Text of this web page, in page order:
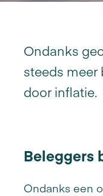
Ondanks
steeds meer
door inflatie.
Beleggers
Ondanks een